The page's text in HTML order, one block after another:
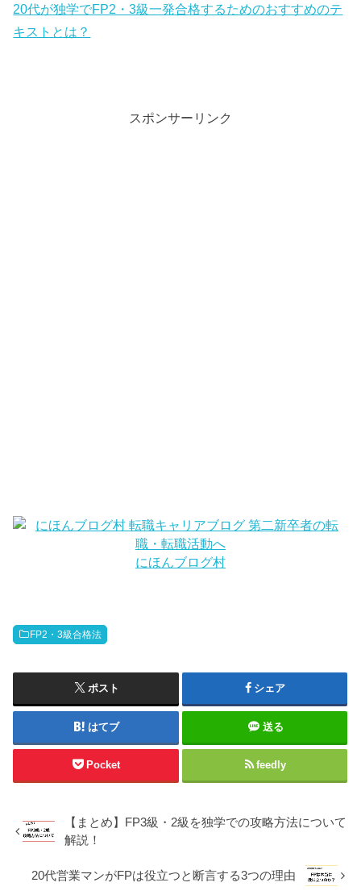
20代が独学でFP2・3級一発合格するためのおすすめのテ
キストとは？
スポンサーリンク
にほんブログ村
FP2・3級合格法
ポスト シェア
はてブ 送る
Pocket feedly
【まとめ】FP3級・2級を独学での攻略方法について
解説！
20代営業マンがFPは役立つと断言する3つの理由